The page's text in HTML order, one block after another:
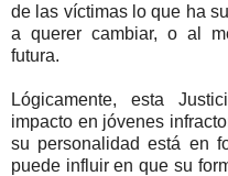
de las víctimas lo que ha
a querer cambiar, o al
futura.
Lógicamente, esta
impacto en jóvenes
su personalidad está en
puede influir en que su